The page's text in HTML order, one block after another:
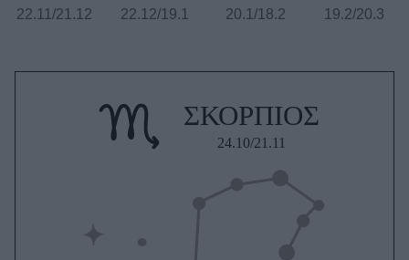
22.11/21.12
22.12/19.1
20.1/18.2
19.2/20.3
ΣΚΟΡΠΙΟΣ
24.10/21.11